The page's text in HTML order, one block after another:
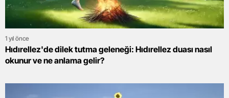
1 yıl önce
Hıdırellez'de dilek tutma geleneği: Hıdırellez duası nasıl
okunur ve ne anlama gelir?